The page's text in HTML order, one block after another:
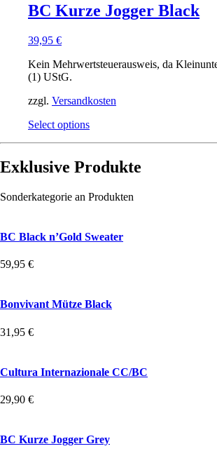
BC Kurze Jogger Black
39,95 €
Kein Mehrwertsteuerausweis, da
(1) UStG.
zzgl. Versandkosten
Select options
Exklusive Produkte
Sonderkategorie an Produkten
BC Black n’Gold Sweater
59,95 €
Bonvivant Mütze Black
31,95 €
Cultura Internazionale CC/BC
29,90 €
BC Kurze Jogger Grey